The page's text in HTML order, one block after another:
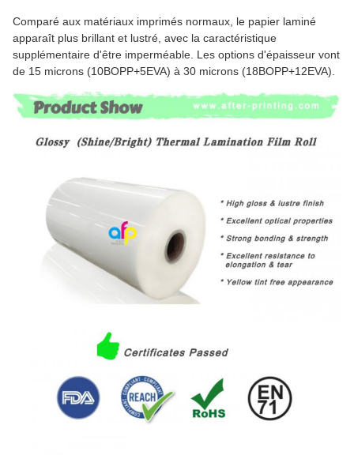
Comparé aux matériaux imprimés normaux, le papier laminé
apparaît plus brillant et lustré, avec la caractéristique
supplémentaire d'être imperméable. Les options d'épaisseur vont
de 15 microns (10BOPP+5EVA) à 30 microns (18BOPP+12EVA).